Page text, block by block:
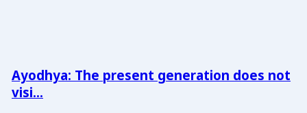
Ayodhya: The present generation does not
visi...